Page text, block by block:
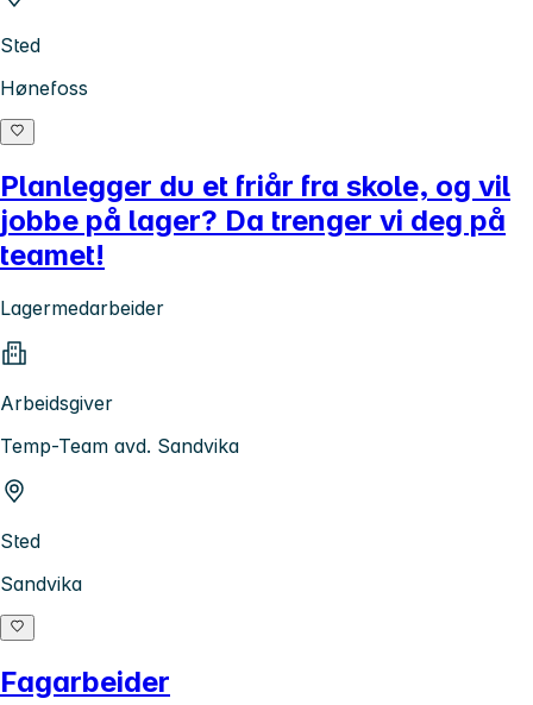
Sted
Hønefoss
Planlegger du et friår fra skole, og vil
jobbe på lager? Da trenger vi deg på
teamet!
Lagermedarbeider
Arbeidsgiver
Temp-Team avd. Sandvika
Sted
Sandvika
Fagarbeider